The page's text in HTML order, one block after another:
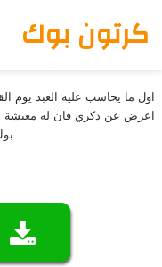
كرتون بوك
اول ما يحاسب عليه العبد يوم
اعرض عن ذكري فان له معيشة